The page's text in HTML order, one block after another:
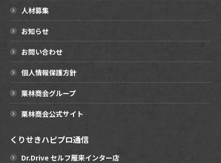
人材募集
お知らせ
お問い合わせ
個人情報保護方針
栗林商会グループ
栗林商会公式サイト
くりせきハピプロ通信
Dr.Drive セルフ雁来インター店